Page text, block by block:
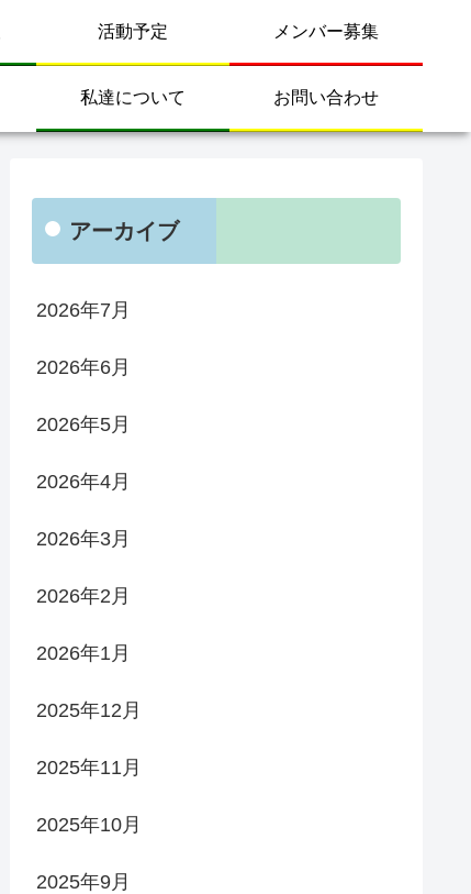
活動予定 メンバー募集
私達について お問い合わせ
アーカイブ
2026年7月
2026年6月
2026年5月
2026年4月
2026年3月
2026年2月
2026年1月
2025年12月
2025年11月
2025年10月
2025年9月